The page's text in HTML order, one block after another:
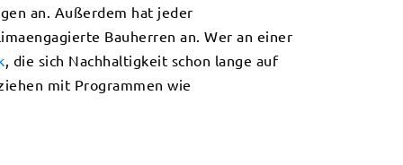
an. Außerdem hat jeder
Bauherren an. Wer an einer
, die sich Nachhaltigkeit schon lange auf
mit Programmen wie